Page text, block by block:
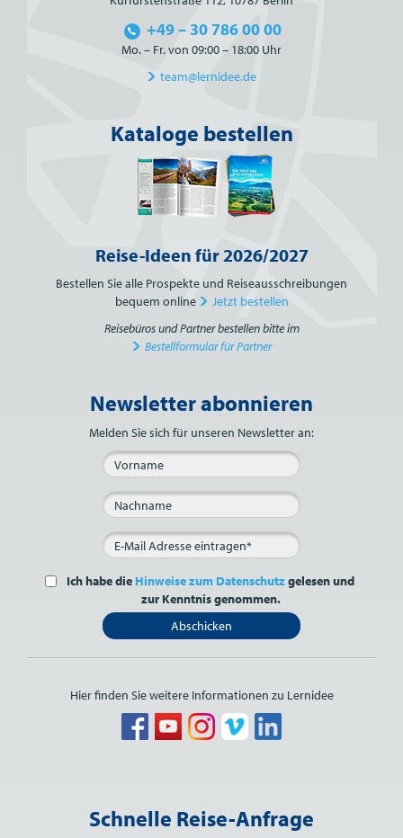
+49 – 30 786 00 00
Mo. – Fr. von 09:00 – 18:00 Uhr
team@lernidee.de
Kataloge bestellen
Reise-Ideen für 2026/2027
Bestellen Sie alle Prospekte und Reiseausschreibungen
bequem online
Jetzt bestellen
Reisebüros und Partner bestellen bitte im
Bestellformular für Partner
Bitte nicht ausfüllen.
Newsletter abonnieren
Melden Sie sich für unseren Newsletter an:
Ich habe die Hinweise zum Datenschutzgelesen und
zur Kenntnis genommen.
Abschicken
Hier finden Sie weitere Informationen zu Lernidee
Schnelle Reise-Anfrage